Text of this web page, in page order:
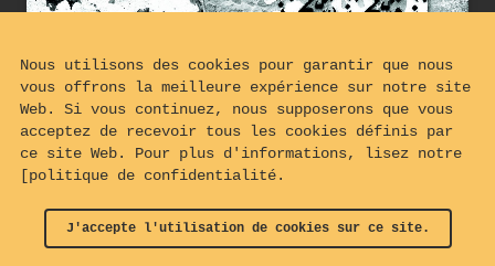
Calligraphie arabe
Nous utilisons des cookies pour garantir que nous
vous offrons la meilleure expérience sur notre site
Web. Si vous continuez, nous supposerons que vous
acceptez de recevoir tous les cookies définis par
ce site Web. Pour plus d'informations, lisez notre
[politique de confidentialité.
J'accepte l'utilisation de cookies sur ce site.